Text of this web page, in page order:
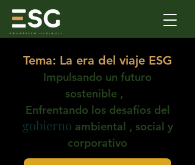
Tema: La era del viaje ESG
Impulsando un futuro
sostenible ,
Enfrentando los desafíos del
gobierno ambiental , social y
corporativo